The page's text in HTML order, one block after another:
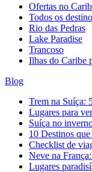
Ofertas no
Todos os
Rio das Pedras
Lake Paradise
Trancoso
Ilhas do Caribe
Blog
Trem na Suíça:
Lugares para
Suíça no
10 Destinos
Checklist de
Neve na
Lugares